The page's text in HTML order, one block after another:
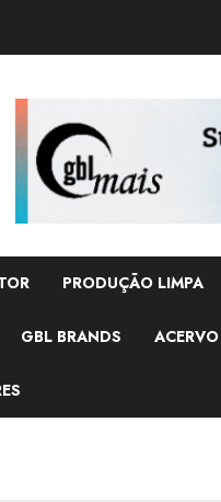
PRODUÇÃO LIMPA
GBL BRANDS ACERVO